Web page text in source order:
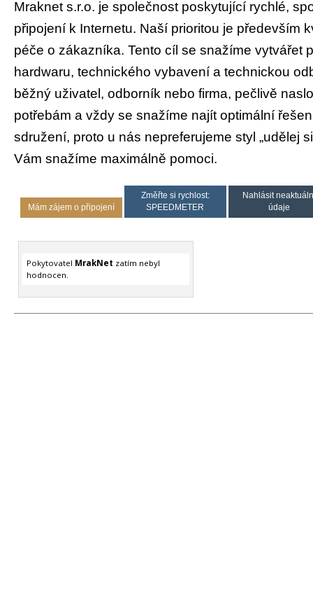
Mraknet s.r.o. je společnost poskytující rychlé,
připojení k Internetu. Naší prioritou je především
péče o zákazníka. Tento cíl se snažíme vytvářet
hardwaru, technického vybavení a technickou
běžný uživatel, odborník nebo firma, pečlivě
potřebám a vždy se snažíme najít optimální
sdružení, proto u nás nepreferujeme styl „udělej
Vám snažíme maximálně pomoci.
Mám zájem o připojení
Změřte si rychlost:
SPEEDMETER
Nahlásit
údaje
Pokytovatel MrakNet zatím nebyl
hodnocen.